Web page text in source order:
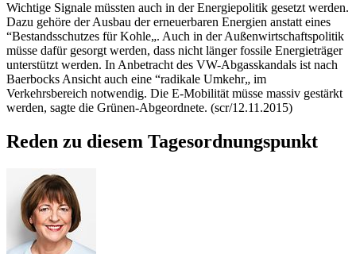
Wichtige Signale müssten auch in der Energiepolitik gesetzt werden.
Dazu gehöre der Ausbau der erneuerbaren Energien anstatt eines
“Bestandsschutzes für Kohle„. Auch in der Außenwirtschaftspolitik
müsse dafür gesorgt werden, dass nicht länger fossile Energieträger
unterstützt werden. In Anbetracht des VW-Abgasskandals ist nach
Baerbocks Ansicht auch eine “radikale Umkehr„ im
Verkehrsbereich notwendig. Die E-Mobilität müsse massiv gestärkt
werden, sagte die Grünen-Abgeordnete. (scr/12.11.2015)
Reden zu diesem Tagesordnungspunkt